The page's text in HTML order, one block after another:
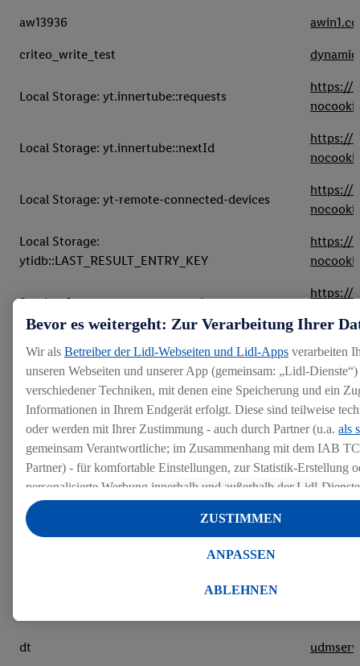
aw13936
criteo_write_test
Local Storage: yt.innertube::requests
https://
Local Storage: yt.innertube::nextId
https://
Local Storage: yt-remote-connected-devices
https://
Local Storage:
ytidb::LAST_RESULT_ENTRY_KEY
https://
Session Storage: yt-remote-session-name
https://
Session Storage: yt-remote-fast-check-period
https://
Local Storage: yt-player-headers-readable
https://
Local Storage: yt-remote-device-id
https://
Session Storage: yt-remote-session-app
https://
dt
Bevor es weitergeht: Zur Verarbeitung Ihrer
Wir als Betreiber der Lidl-Webseiten und Lidl-Apps verarbeiten
unseren Webseiten und unserer App (gemeinsam: „Lidl-
verschiedener Techniken, mit denen eine Speicherung und ein
Informationen in Ihrem Endgerät erfolgt. Diese sind teilweise
oder werden mit Ihrer Zustimmung - auch durch Partner (u.a. als
gemeinsam Verantwortliche; im Zusammenhang mit dem IAB
Partner) - für komfortable Einstellungen, zur Statistik-Erstellung
personalisierte Werbung innerhalb und außerhalb der Lidl-
Datenverarbeitungen für personalisierte Werbung werden
Werbung auszusteuern und um Dritten die Ausspielung von
werden für diese Zwecke auch Daten aus Ihrem Filial-
Diensten zur Verfügung gestellt, damit dieser alseigenständig
Erfolg von Werbekampagnen seiner Auftraggeber messen kann.
ABLEHNEN
ANPASSEN
ZUSTIMMEN